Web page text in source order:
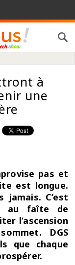
à
une
pas et
est longue.
jamais. C’est
au faîte de
l’ascension
DGS
que chaque